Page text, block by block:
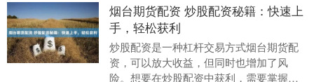
烟台期货配资 炒股配资秘籍：快速上
手，轻松获利
炒股配资是一种杠杆交易方式烟台期货配
资，可以放大收益，但同时也增加了风
险。想要在炒股配资中获利，需要掌握以